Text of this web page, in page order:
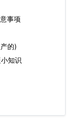
事项
的)
知识